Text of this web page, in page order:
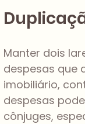
Manter dois
despesas que
imobiliário,
despesas
cônjuges,